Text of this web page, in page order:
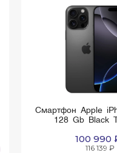
Смартфон Apple
128 Gb Black
100 990
116 139 ₽